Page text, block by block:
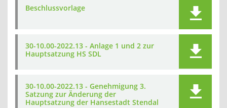
Beschlussvorlage
30-10.00-2022.13 - Anlage 1 und 2 zur
Hauptsatzung HS SDL
30-10.00-2022.13 - Genehmigung 3.
Satzung zur Änderung der
Hauptsatzung der Hansestadt Stendal